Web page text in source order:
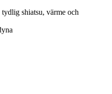
shiatsu, värme och